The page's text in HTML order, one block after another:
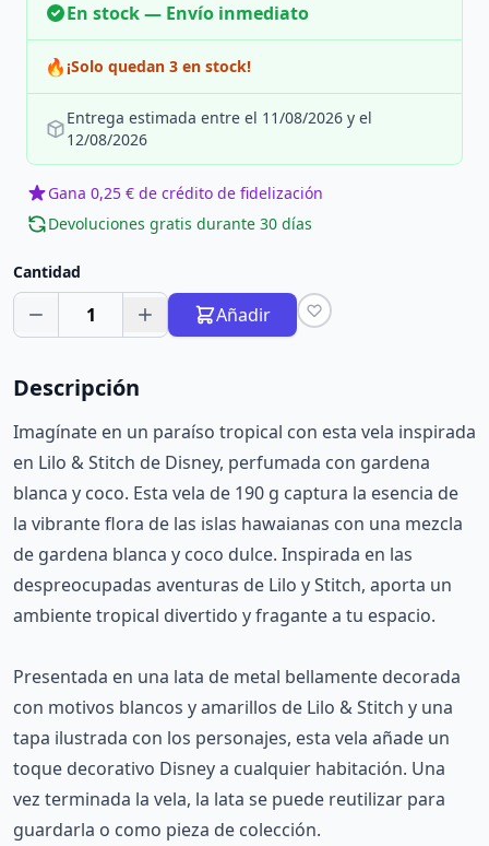
En stock — Envío inmediato
🔥¡Solo quedan 3 en stock!
Entrega estimada entre el 11/08/2026 y el
12/08/2026
Gana 0,25 € de crédito de fidelización
Devoluciones gratis durante 30 días
Cantidad
1 Añadir
Descripción
Imagínate en un paraíso tropical con esta vela inspirada
en Lilo & Stitch de Disney, perfumada con gardena
blanca y coco. Esta vela de 190 g captura la esencia de
la vibrante flora de las islas hawaianas con una mezcla
de gardena blanca y coco dulce. Inspirada en las
despreocupadas aventuras de Lilo y Stitch, aporta un
ambiente tropical divertido y fragante a tu espacio.
Presentada en una lata de metal bellamente decorada
con motivos blancos y amarillos de Lilo & Stitch y una
tapa ilustrada con los personajes, esta vela añade un
toque decorativo Disney a cualquier habitación. Una
vez terminada la vela, la lata se puede reutilizar para
guardarla o como pieza de colección.